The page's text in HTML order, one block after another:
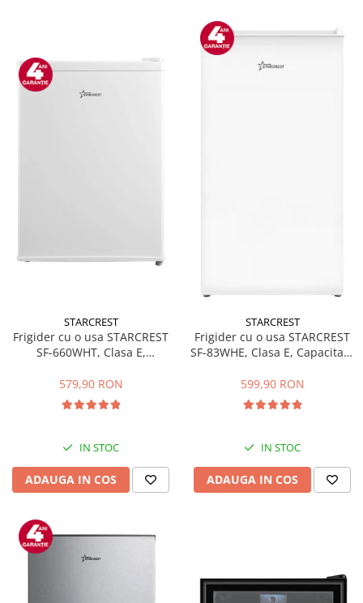
STARCREST
Frigider cu o usa STARCREST
SF-660WHT, Clasa E,
579,90 RON
IN STOC
ADAUGA IN COS
STARCREST
Frigider cu o usa STARCREST
SF-83WHE, Clasa E, Capacitate
Compartiment gheata, H 85
cm, Alb
599,90 RON
IN STOC
ADAUGA IN COS